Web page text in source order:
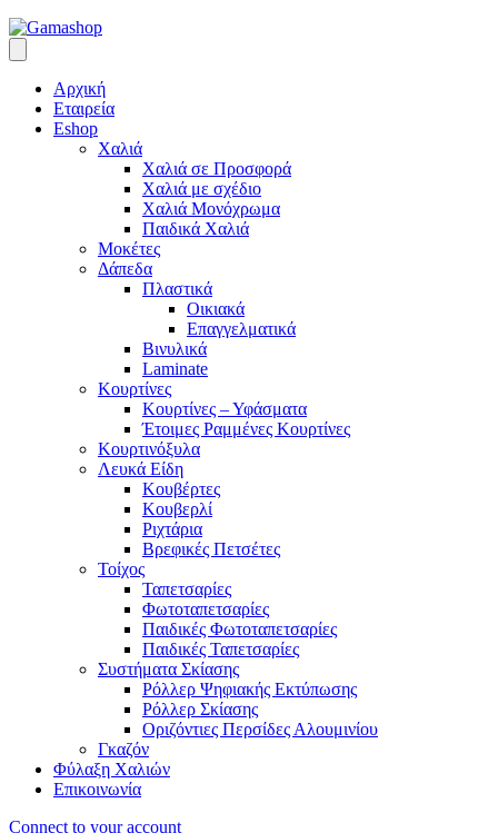
Αρχική
Εταιρεία
Eshop
Χαλιά
Χαλιά σε Προσφορά
Χαλιά με σχέδιο
Χαλιά Μονόχρωμα
Παιδικά Χαλιά
Μοκέτες
Δάπεδα
Πλαστικά
Οικιακά
Επαγγελματικά
Βινυλικά
Laminate
Κουρτίνες
Κουρτίνες – Υφάσματα
Έτοιμες Ραμμένες Κουρτίνες
Κουρτινόξυλα
Λευκά Είδη
Κουβέρτες
Κουβερλί
Ριχτάρια
Βρεφικές Πετσέτες
Τοίχος
Ταπετσαρίες
Φωτοταπετσαρίες
Παιδικές Φωτοταπετσαρίες
Παιδικές Ταπετσαρίες
Συστήματα Σκίασης
Ρόλλερ Ψηφιακής Εκτύπωσης
Ρόλλερ Σκίασης
Οριζόντιες Περσίδες Αλουμινίου
Γκαζόν
Φύλαξη Χαλιών
Επικοινωνία
Connect to your account